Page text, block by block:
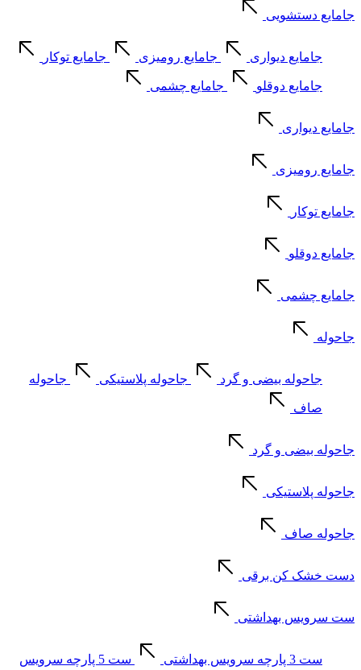
جامایع دستشویی
جامایع دیواری جامایع رومیزی جامایع توکار
جامایع دوقلو جامایع چشمی
جامایع دیواری
جامایع رومیزی
جامایع توکار
جامایع دوقلو
جامایع چشمی
جاحوله
جاحوله بیضی و گرد جاحوله پلاستیکی جاحوله
صاف
جاحوله بیضی و گرد
جاحوله پلاستیکی
جاحوله صاف
دست خشک کن برقی
ست سرویس بهداشتی
ست 3 پارچه سرویس بهداشتی ست 5 پارچه سرویس